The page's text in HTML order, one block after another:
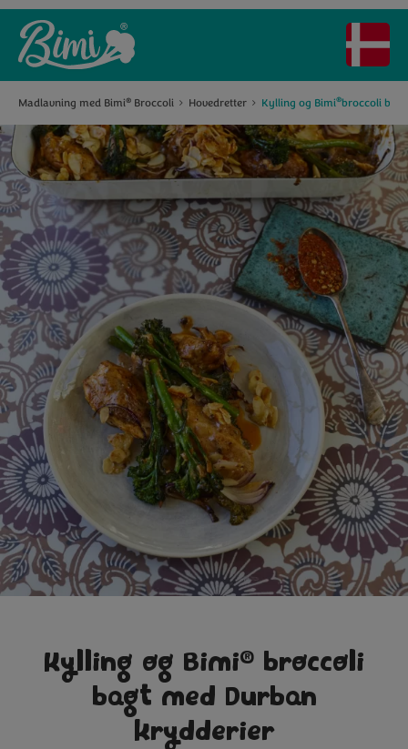
Madlavning med Bimi® Broccoli Hovedretter Kylling og Bimi®broccoli
Kylling og Bimi® broccoli
bagt med Durban
krydderier